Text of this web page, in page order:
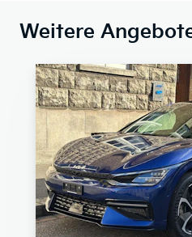
Weitere